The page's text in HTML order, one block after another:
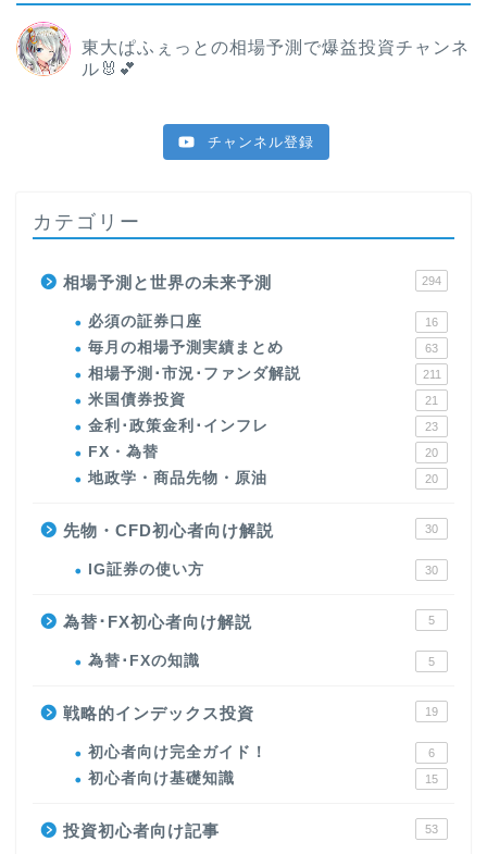
東大ぱふぇっとの相場予測で爆益投資チャンネ
ル🐰💕
チャンネル登録
カテゴリー
相場予測と世界の未来予測 294
必須の証券口座 16
毎月の相場予測実績まとめ 63
相場予測･市況･ファンダ解説 211
米国債券投資 21
金利･政策金利･インフレ 23
FX・為替 20
地政学・商品先物・原油 20
先物・CFD初心者向け解説 30
IG証券の使い方 30
為替･FX初心者向け解説 5
為替･FXの知識 5
戦略的インデックス投資 19
初心者向け完全ガイド！ 6
初心者向け基礎知識 15
投資初心者向け記事 53